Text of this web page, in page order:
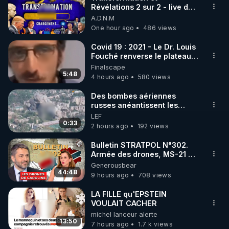
🌱 INSTAGRAM
https://www.instagram.com/rdlr_thierrycasasnovas/
http://rgnr.li/instagram
🌱 LA NEWSLETTER
Pour ne pas rater l’actualité RGNR (stages,
http://rgnr.li/news
🌱 VIDÉOS NON CENSURÉES SUR ODYSEE
Toutes les vidéos Youtube sont aussi sur la
http://rgnr.li/odysee
🌱 LES STAGES EN PRÉSENTIEL
http://rgnr.li/stages
Révélations 2 sur 2 - live du
07/08/26
A.D.N.M
One hour ago
486 views
5:48
Covid 19 : 2021 - Le Dr. Louis
Fouché renverse le plateau
de CNews !
Finalscape
4 hours ago
580 views
0:33
Des bombes aériennes
russes anéantissent les
centres de contrôle de
drones de 3 brigades
ukrainienne
LEF
2 hours ago
192 views
44:48
Bulletin STRATPOL N°302.
Armée des drones, MS-21 en
série, missiles coréens.
07.08.2026.
Generousbear
9 hours ago
708 views
13:50
LA FILLE qu'EPSTEIN
VOULAIT CACHER
michel lanceur alerte
7 hours ago
1.7 k views